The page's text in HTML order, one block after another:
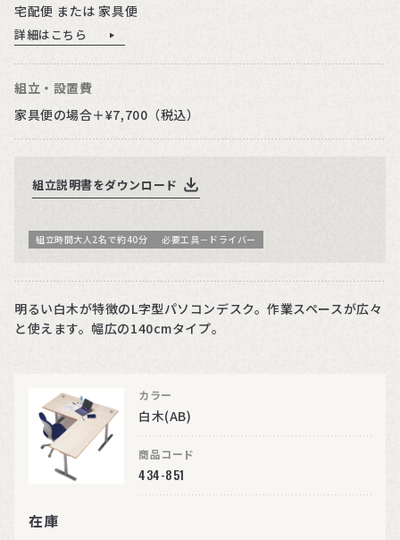
宅配便 または 家具便
詳細はこちら
組立・設置費
家具便の場合＋¥7,700（税込）
組立説明書をダウンロード
組立時間大人2名で約40分 必要工具－ドライバー
明るい白木が特徴のL字型パソコンデスク。作業スペースが広々
と使えます。幅広の140cmタイプ。
カラー
白木(AB)
商品コード
434-851
在庫